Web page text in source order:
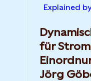
Explained
für
Jörg